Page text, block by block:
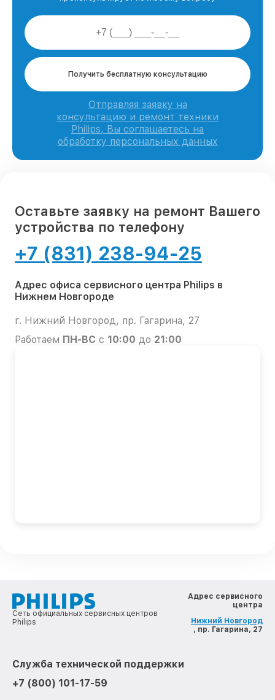
Получить бесплатную консультацию
Отправляя заявку на
консультацию и ремонт техники
Philips, Вы соглашаетесь на
обработку персональных данных
Оставьте заявку на ремонт Вашего
устройства по телефону
+7 (831) 238-94-25
Адрес офиса сервисного центра Philips в
Нижнем Новгороде
г. Нижний Новгород, пр. Гагарина, 27
Работаем ПН-ВС с 10:00 до 21:00
Сеть официальных сервисных центров
Philips
Адрес сервисного
центра
Нижний Новгород
, пр. Гагарина, 27
Служба технической поддержки
+7 (800) 101-17-59